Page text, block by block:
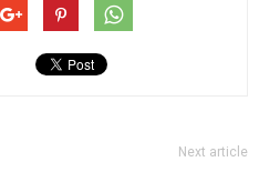
Next article